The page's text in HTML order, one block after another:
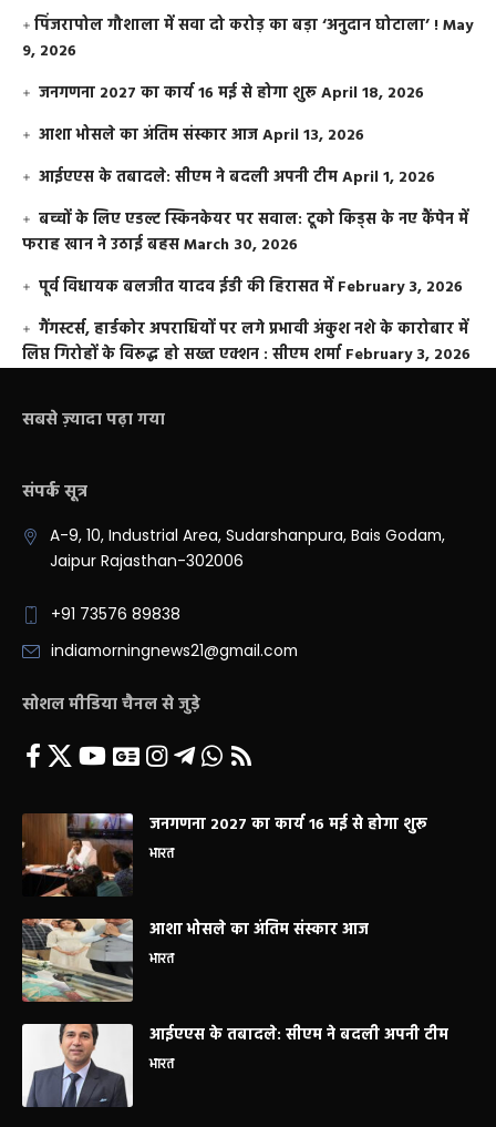
​पिंजरापोल गौशाला में सवा दो करोड़ का बड़ा ‘अनुदान घोटाला’ !May
9, 2026
जनगणना 2027 का कार्य 16 मई से होगा शुरूApril 18, 2026
आशा भोसले का अंतिम संस्कार आजApril 13, 2026
आईएएस के तबादले: सीएम ने बदली अपनी टीमApril 1, 2026
बच्चों के लिए एडल्ट स्किनकेयर पर सवाल: टूको किड्स के नए कैंपेन में
फराह खान ने उठाई बहसMarch 30, 2026
पूर्व विधायक बलजीत यादव ईडी की हिरासत में February 3, 2026
गैंगस्टर्स, हार्डकोर अपराधियों पर लगे प्रभावी अंकुश नशे के कारोबार में
लिप्त गिरोहों के विरूद्ध हो सख्त एक्शन : सीएम शर्मा February 3, 2026
सबसे ज़्यादा पढ़ा गया
संपर्क सूत्र
A-9, 10, Industrial Area, Sudarshanpura, Bais Godam,
Jaipur Rajasthan-302006
+91 73576 89838
indiamorningnews21@gmail.com
सोशल मीडिया चैनल से जुड़े
जनगणना 2027 का कार्य 16 मई से होगा शुरू
भारत
आशा भोसले का अंतिम संस्कार आज
भारत
आईएएस के तबादले: सीएम ने बदली अपनी टीम
भारत